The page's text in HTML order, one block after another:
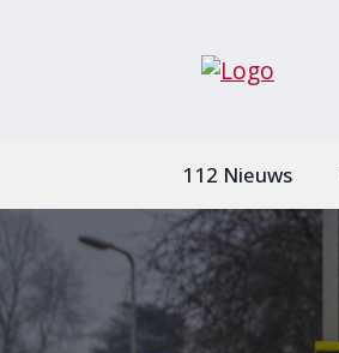
112 Nieuws